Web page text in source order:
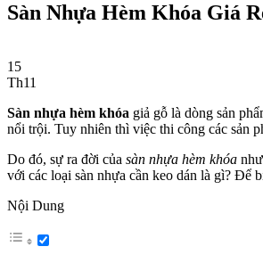
Sàn Nhựa Hèm Khóa Giá
15
Th11
Sàn nhựa hèm khóa giả gỗ là dòng sản
nổi trội. Tuy nhiên thì việc thi công các sản
Do đó, sự ra đời của sàn nhựa hèm khóa
với các loại sàn nhựa cần keo dán là gì? Để
Nội Dung